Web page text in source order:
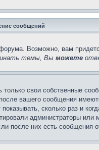
сообщений
Возможно, вам
темы, Вы можете
свои собственные
вашего сообщения
сколько раз и
администраторы или
после них есть сообщения